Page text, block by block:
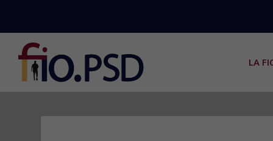
LA